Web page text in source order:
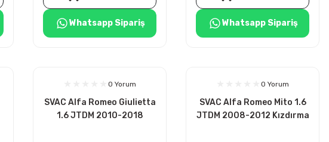
Whatsapp Sipariş Whatsapp Sipariş
0 Yorum
SVAC Alfa Romeo Giulietta
1.6 JTDM 2010-2018
0 Yorum
SVAC Alfa Romeo Mito 1.6
JTDM 2008-2012 Kızdırma